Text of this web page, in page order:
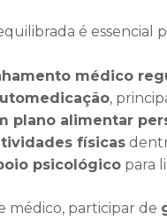
é essencial
médico
,
plano alimentar
físicas
psicológicopara
médico, participar de